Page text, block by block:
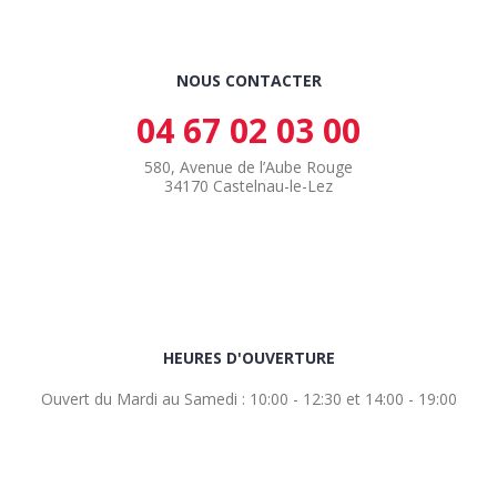
NOUS CONTACTER
04 67 02 03 00
580, Avenue de l’Aube Rouge
34170 Castelnau-le-Lez
HEURES D'OUVERTURE
Ouvert du Mardi au Samedi : 10:00 - 12:30 et 14:00 - 19:00